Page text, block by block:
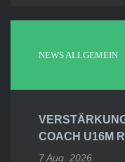
NEWS ALLGEMEIN
COACH U16M
7 Aug. 2026